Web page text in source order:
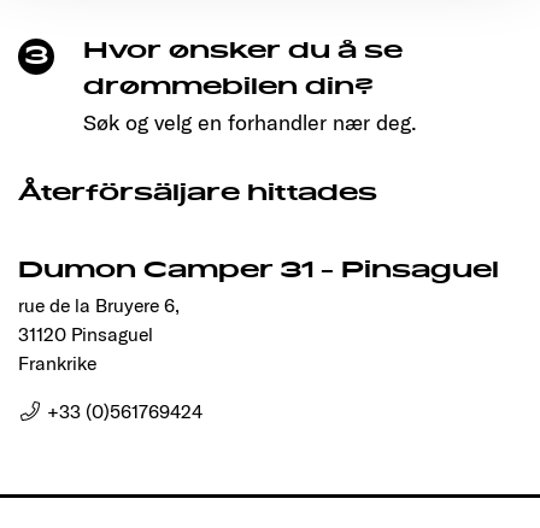
3
Hvor ønsker du å se
drømmebilen din?
Søk og velg en forhandler nær deg.
Återförsäljare hittades
Dumon Camper 31 - Pinsaguel
rue de la Bruyere 6,
31120 Pinsaguel
Frankrike
+33 (0)561769424